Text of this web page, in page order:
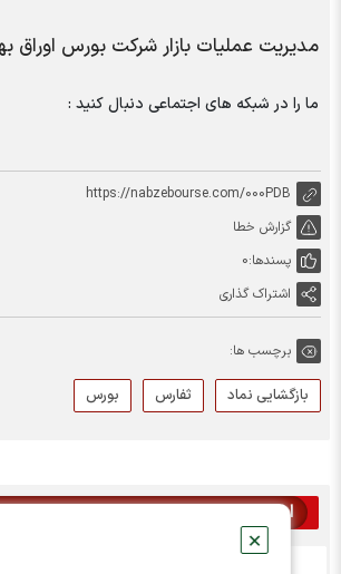
✕
مدیریت عملیات بازار شرکت بورس اوراق
ما را در شبکه های اجتماعی دنبال کنید :
https://nabzebourse.com/000PDB
گزارش خطا
پسندها:0
اشتراک گذاری
برچسب ها:
بازگشایی نماد ثفارس بورس
اخبار مرتبط